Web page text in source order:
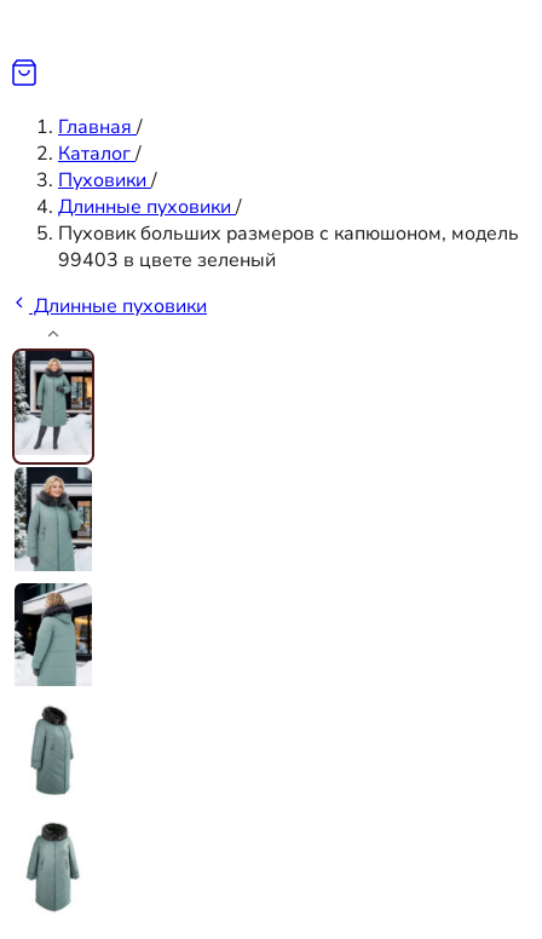
Главная /
Каталог/
Пуховики /
Длинные пуховики /
Пуховик больших размеров с капюшоном, модель
99403 в цвете зеленый
Длинные пуховики